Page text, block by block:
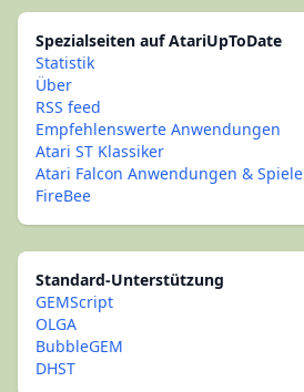
Spezialseiten auf AtariUpToDate
Statistik
Über
RSS feed
Empfehlenswerte Anwendungen
Atari ST Klassiker
Atari Falcon Anwendungen & Spiele
FireBee
Standard-Unterstützung
GEMScript
OLGA
BubbleGEM
DHST